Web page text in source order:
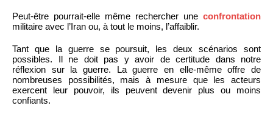
Peut-être pourrait-elle même rechercher une confrontation
militaire avec l’Iran ou, à tout le moins, l’affaiblir.
Tant que la guerre se poursuit, les deux scénarios sont
possibles. Il ne doit pas y avoir de certitude dans notre
réflexion sur la guerre. La guerre en elle-même offre de
nombreuses possibilités, mais à mesure que les acteurs
exercent leur pouvoir, ils peuvent devenir plus ou moins
confiants.